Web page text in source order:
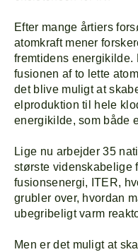
Efter mange årtiers
atomkraft mener
fremtidens energikilde.
fusionen af to lette
det blive muligt at
elproduktion til hele
energikilde, som både
Lige nu arbejder 35
største videnskabelige
fusionsenergi, ITER,
grubler over, hvordan
ubegribeligt varm
Men er det muligt at